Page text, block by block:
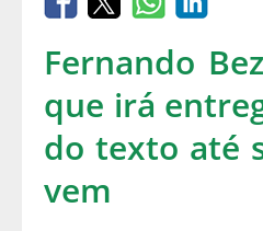
Fernando
que irá
do texto até
vem